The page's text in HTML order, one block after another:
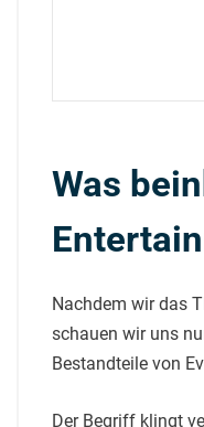
Was
Nachdem wir das
schauen wir uns
Bestandteile von
Der Begriff klingt